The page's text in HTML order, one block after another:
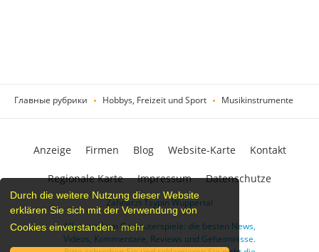
Durch die weitere Nutzung dieser Website
erklären Sie sich mit der Verwendung von
Cookies einverstanden. mehr
Главные рубрики Hobbys, Freizeit und Sport Musikinstrumente
Zahnarzt Tsypin Wuppertal
Alles rund um Computerspiele: die besten News,
Videos, Kommentare, Reviews und Geheimnisse.
Anzeige Firmen Blog Website-Karte Kontakt
Regionale Karte Impressum Datenschutze